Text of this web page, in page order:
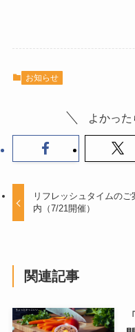
お知らせ
よかった
リフレッシュタイムのご
内（7/21開催）
関連記事